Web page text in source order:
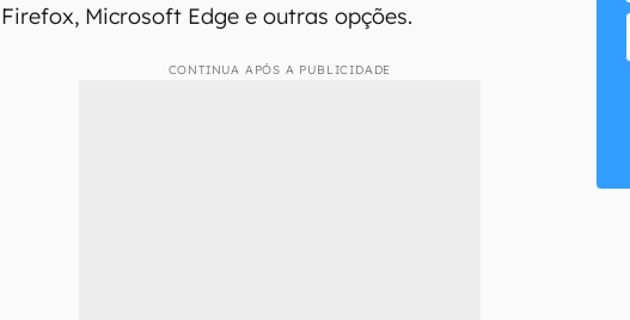
Firefox, Microsoft Edge e outras opções.
CONTINUA APÓS A PUBLICIDADE